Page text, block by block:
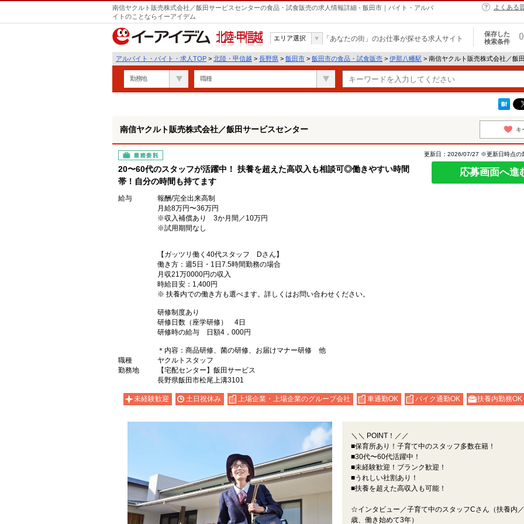
南信ヤクルト販売株式会社／飯田サービスセンターの食品・試食販売の求人情報詳細 - 飯田市｜バイト・アルバ
イトのことならイーアイデム
よくある
北陸・甲信越
エリア選択 「あなたの街」のお仕事が探せる求人サイト
保存した
検索条件
0
アルバイト・バイト・求人TOP > 北陸・甲信越 > 長野県 > 飯田市 > 飯田市の食品・試食販売 > 伊那八幡駅 > 南信ヤクルト販売株式会社／飯
勤務地 職種
南信ヤクルト販売株式会社／飯田サービスセンター キ
業務委託
20〜60代のスタッフが活躍中！ 扶養を超えた高収入も相談可◎働きやすい時間
帯！自分の時間も持てます
更新日：2026/07/27 ※更新日時点の
応募画面へ進
給与
報酬/完全出来高制
月給8万円〜36万円
※収入補償あり 3か月間／10万円
※試用期間なし
【ガッツリ働く40代スタッフ Dさん】
働き方：週5日・1日7.5時間勤務の場合
月収21万0000円の収入
時給目安：1,400円
※ 扶養内での働き方も選べます。詳しくはお問い合わせください。
研修制度あり
研修日数（座学研修） 4日
研修時の給与 日額4，000円
＊内容：商品研修、菌の研修、お届けマナー研修 他
職種
ヤクルトスタッフ
勤務地
【宅配センター】飯田サービス
長野県飯田市松尾上溝3101
未経験歓迎 土日祝休み 上場企業・上場企業のグループ会社 車通勤OK バイク通勤OK 扶養内勤務OK
＼＼ POINT！／／
■保育所あり！子育て中のスタッフ多数在籍！
■30代〜60代活躍中！
■未経験歓迎！ブランク歓迎！
■うれしい社割あり！
■扶養を超えた高収入も可能！
☆インタビュー／子育て中のスタッフCさん（扶養内
歳、働き始めて3年）